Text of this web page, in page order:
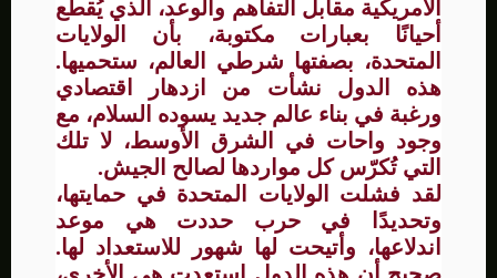
الأمريكية مقابل التفاهم والوعد، الذي يُقطع
أحيانًا بعبارات مكتوبة، بأن الولايات
المتحدة، بصفتها شرطي العالم، ستحميها.
هذه الدول نشأت من ازدهار اقتصادي
ورغبة في بناء عالم جديد يسوده السلام، مع
وجود واحات في الشرق الأوسط، لا تلك
التي تُكرّس كل مواردها لصالح الجيش.
لقد فشلت الولايات المتحدة في حمايتها،
وتحديدًا في حرب حددت هي موعد
اندلاعها، وأتيحت لها شهور للاستعداد لها.